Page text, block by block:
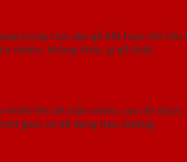
trọng của vân gỗ kết hợp với cấu
nhiên, không khác gì gỗ thật.
nhiệt lên bề mặt nhôm, sau đó được
gian và dễ dàng bảo dưỡng.